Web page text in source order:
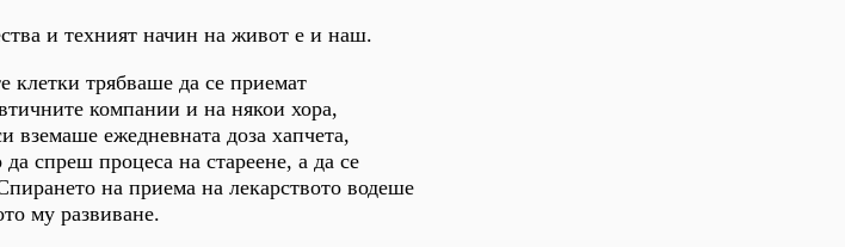
и техният начин на живот е и наш.
клетки трябваше да се приемат
компании и на някои хора,
вземаше ежедневната доза хапчета,
спреш процеса на стареене, а да се
на приема на лекарството водеше
му развиване.